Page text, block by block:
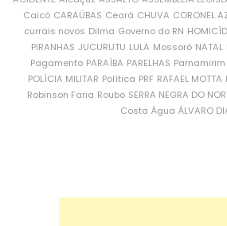
Caicó CARAÚBAS Ceará CHUVA CORONEL
currais novos Dilma Governo do RN
PIRANHAS JUCURUTU LULA Mossoró NATAL
Pagamento PARAÍBA PARELHAS Parnamirim
POLÍCIA MILITAR Política PRF RAFAEL MOTTA
Robinson Faria Roubo SERRA NEGRA DO
Costa Água ÁLVARO